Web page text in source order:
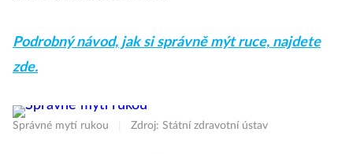
Podrobný návod, jak si správně mýt ruce, najdete
zde.
Správné mytí rukou Zdroj: Státní zdravotní ústav